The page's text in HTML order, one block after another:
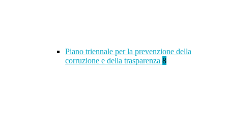
Piano triennale per la prevenzione della
corruzione e della trasparenza 8